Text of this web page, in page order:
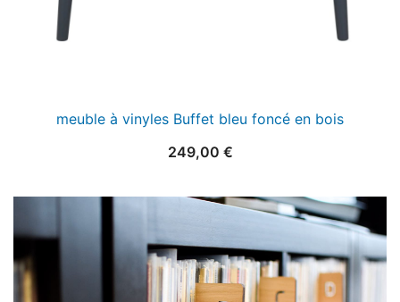
meuble à vinyles Buffet bleu foncé en bois
249,00 €